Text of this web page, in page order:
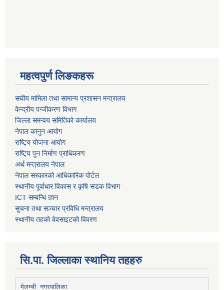
महत्वपुर्ण लिङकहरू
स‌घीय मामिला तथा सामान्य प्रशासन मन्त्रालय
केन्द्रीय पन्जीकरण विभाग
जिल्ला समन्वय समितिको कार्यालय
नेपाल कानुन आयोग
राष्टि्य योजना आयोग
राष्टि्य पुन निर्माण प्राधिकरण
अर्थ मन्त्रालय नेपाल
नेपाल सरकारको आधिकारिक पोर्टल
स्थानीय पूर्वाधार विकास र कृषि सडक विभाग
ICT सम्बन्धि ज्ञान
सुचना तथा सञ्चार प्रविधि मन्त्रालय
स्थानीय तहको वेवसाइटको विवरण
सि.पा. जिल्लाका स्थानिय तहहरु
मेलम्ची नगरपालिका